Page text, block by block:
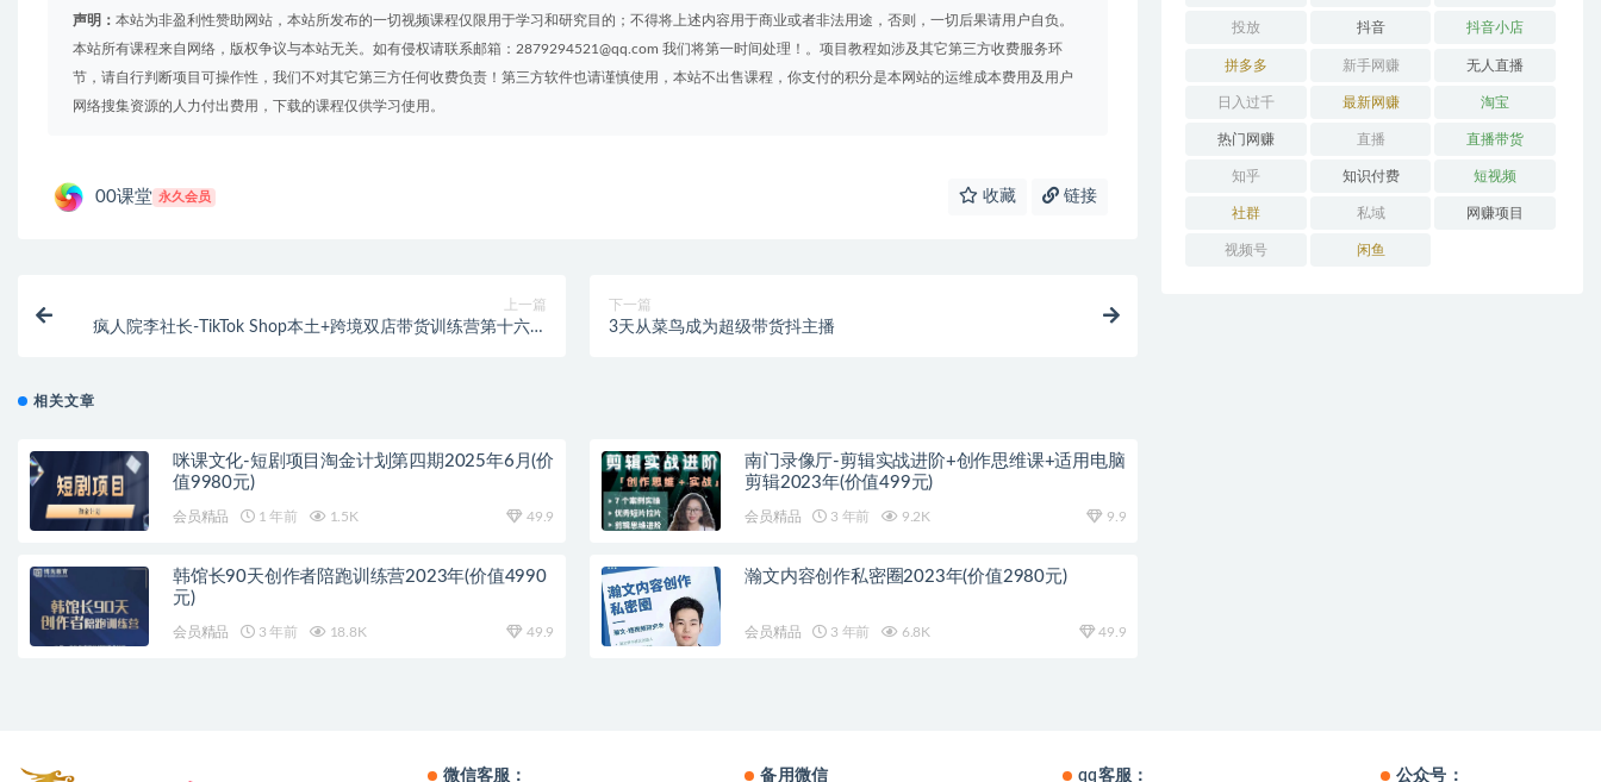
声明： 本站为非盈利性赞助网站，本站所发布的一切视频课程仅限用于学习和研究目的；不得将上述内容用于商业或者非法用途，否则，一切后果请用户自负。
本站所有课程来自网络，版权争议与本站无关。如有侵权请联系邮箱：2879294521@qq.com 我们将第一时间处理！。项目教程如涉及其它第三方收费服务环
节，请自行判断项目可操作性，我们不对其它第三方任何收费负责！第三方软件也请谨慎使用，本站不出售课程，你支付的积分是本网站的运维成本费用及用户
网络搜集资源的人力付出费用，下载的课程仅供学习使用。
00课堂 永久会员 收藏 链接
上一篇
疯人院李社长-TikTok Shop本土+跨境双店带货训练营第十六期
下一篇
3天从菜鸟成为超级带货抖主播
相关文章
咪课文化-短剧项目淘金计划第四期2025年6月(价
值9980元)
会员精品 1 年前 1.5K 49.9
南门录像厅-剪辑实战进阶+创作思维课+适用电脑
剪辑2023年(价值499元)
会员精品 3 年前 9.2K 9.9
韩馆长90天创作者陪跑训练营2023年(价值4990
元)
会员精品 3 年前 18.8K 49.9
瀚文内容创作私密圈2023年(价值2980元)
会员精品 3 年前 6.8K 49.9
投放 抖音 抖音小店
拼多多 新手网赚 无人直播
日入过千 最新网赚 淘宝
热门网赚 直播 直播带货
知乎 知识付费 短视频
社群 私域 网赚项目
视频号 闲鱼
微信客服： 备用微信 qq客服： 公众号：